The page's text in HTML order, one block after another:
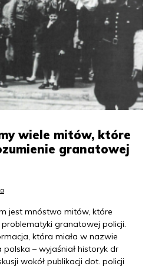
wiele mitów, które
granatowej
jest mnóstwo mitów, które
granatowej policji.
która miała w nazwie
polska – wyjaśniał historyk dr
wokół publikacji dot. policji